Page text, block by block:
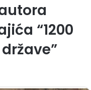
“1200